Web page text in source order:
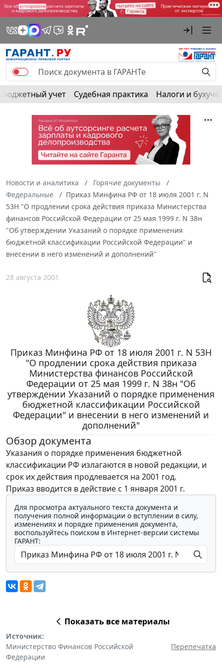
Бюджетный учет Судебная практика Налоги и
Новости и аналитика
Горячие документы
Федеральные
Приказ Минфина РФ от 18 июля 2001 г. N
53Н "О продлении срока действия приказа Министерства
финансов Российской Федерации от 25 мая 1999 г. N 38н
"Об утверждении Указаний о порядке применения
бюджетной классификации Российской Федерации" и
внесении в него изменений и дополнений"
28 августа 2001
Приказ Минфина РФ от 18 июля 2001 г. N 53Н
"О продлении срока действия приказа
Министерства финансов Российской
Федерации от 25 мая 1999 г. N 38н "Об
утверждении Указаний о порядке применения
бюджетной классификации Российской
Федерации" и внесении в него изменений и
дополнений"
Обзор документа
Указания о порядке применения бюджетной
классификации РФ излагаются в новой редакции, и
срок их действия продлевается на 2001 год.
Приказ вводится в действие с 1 января 2001 г.
Для просмотра актуального текста документа и
получения полной информации о вступлении в силу,
изменениях и порядке применения документа,
воспользуйтесь поиском в Интернет-версии системы
ГАРАНТ:
Показать все материалы
Источник:
Министерство Финансов Российской
Федерации
Перепечатка